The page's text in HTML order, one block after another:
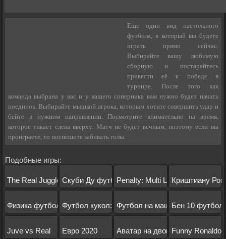
Еще один вид настольного
футбола, в который вы будете
играть прямо сейчас.
Выбирайте вашу любимую
сборную и постарайтесь
привести её к победе в
турнире. После того как
команда выбрана у вас и у вашего соперника вам нужно будет начать
поединок. Выбирайте мышкой игрока, которым хотите совершить удар и
бейте в нужном направлении. Посмотрите внимательно на время,
которое тикает слева вверху. Матч не будет вечным, поэтому если вы
проиграете, то поспешите забивать голы.
Подобные игры:
The Real Juggle Скуби Ду футболPenalty: Multi LeagueКриштиану
Физика футболаФутбол кукол: зоопаркФутбол на машинахБен 10 футбол
Juve vs Real Евро 2020 Аватар на двоихFunny Ronaldo